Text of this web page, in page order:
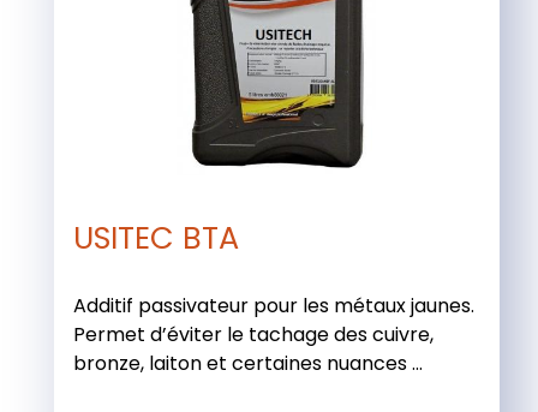
USITEC BTA
Additif passivateur pour les métaux jaunes.
Permet d’éviter le tachage des cuivre,
bronze, laiton et certaines nuances ...